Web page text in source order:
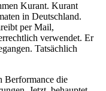
Kurant. Kurant
in Deutschland.
per Mail,
verwendet. Er
Tatsächlich
Berformance die